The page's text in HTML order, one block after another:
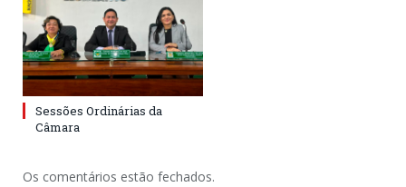
Sessões Ordinárias da
Câmara
Os comentários estão fechados.